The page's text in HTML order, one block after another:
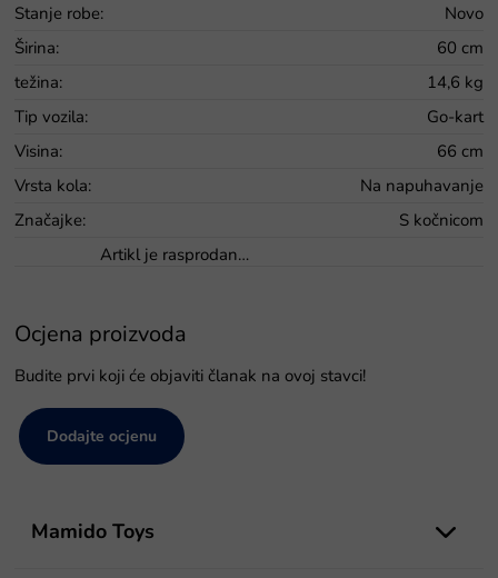
Stanje robe:
Novo
Širina:
60 cm
težina:
14,6 kg
Tip vozila:
Go-kart
Visina:
66 cm
Vrsta kola:
Na napuhavanje
Značajke:
S kočnicom
Artikl je rasprodan…
Ocjena proizvoda
Budite prvi koji će objaviti članak na ovoj stavci!
Dodajte ocjenu
Mamido Toys